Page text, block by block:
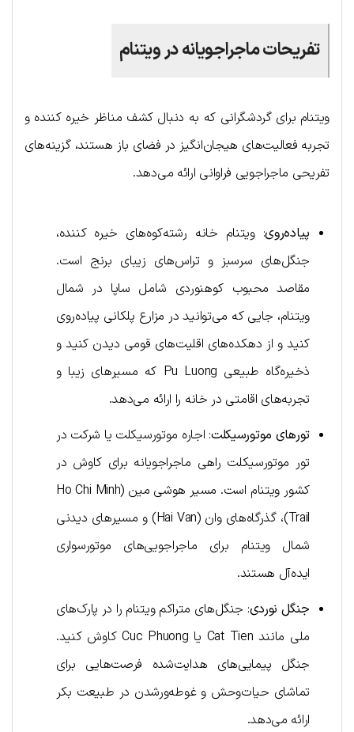
تفریحات ماجراجویانه در ویتنام
ویتنام برای گردشگرانی که به دنبال کشف مناظر خیره کننده و
تجربه فعالیت‌های هیجان‌انگیز در فضای باز هستند، گزینه‌های
تفریحی ماجراجویی فراوانی ارائه می‌دهد.
پیاده‌روی: ویتنام خانه رشته‌کوه‌های خیره کننده،
جنگل‌های سرسبز و تراس‌های زیبای برنج است.
مقاصد محبوب کوهنوردی شامل ساپا در شمال
ویتنام، جایی که می‌توانید در مزارع پلکانی پیاده‌روی
کنید و از دهکده‌های اقلیت‌های قومی دیدن کنید و
ذخیره‌گاه طبیعی Pu Luong که مسیرهای زیبا و
تجربه‌های اقامتی در خانه را ارائه می‌دهد.
تورهای موتورسیکلت: اجاره موتورسیکلت یا شرکت در
تور موتورسیکلت راهی ماجراجویانه برای کاوش در
کشور ویتنام است. مسیر هوشی مین (Ho Chi Minh
Trail)، گذرگاه‌های وان (Hai Van) و مسیرهای دیدنی
شمال ویتنام برای ماجراجویی‌های موتورسواری
ایده‌آل هستند.
جنگل نوردی: جنگل‌های متراکم ویتنام را در پارک‌های
ملی مانند Cat Tien یا Cuc Phuong کاوش کنید.
جنگل پیمایی‌های هدایت‌شده فرصت‌هایی برای
تماشای حیات‌وحش و غوطه‌ورشدن در طبیعت بکر
ارائه می‌دهد.